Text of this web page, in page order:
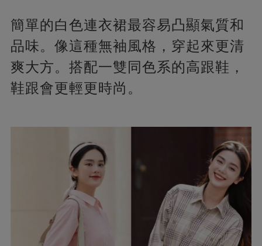
簡單的白色連衣裙最容易凸顯氣質和
品味。像這種無袖風格，穿起來更清
爽大方。搭配一雙同色系的高跟鞋，
鞋跟會更輕更時尚。